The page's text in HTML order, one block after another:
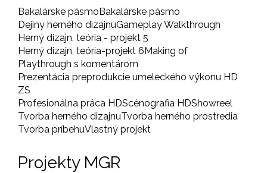
Bakalárske pásmoBakalárske pásmo
Dejiny herného dizajnuGameplay Walkthrough
Herný dizajn, teória - projekt 5
Herný dizajn, teória-projekt 6Making of
Playthrough s komentárom
Prezentácia preprodukcie umeleckého výkonu HD
ZS
Profesionálna práca HDScénografia HDShowreel
Tvorba herného dizajnuTvorba herného prostredia
Tvorba príbehuVlastný projekt
Projekty MGR